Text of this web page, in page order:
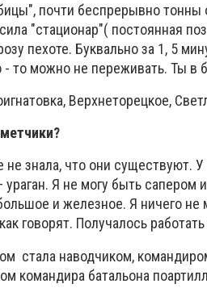
, почти беспрерывно тонны
"стационар"( постоянная
пехоте. Буквально за 1, 5
- то можно не переживать. Ты в
Верхнеторецкое,
знала, что они существуют. У
ураган. Я не могу быть
и железное. Я ничего не
говорят. Получалось
стала наводчиком,
командира батальона